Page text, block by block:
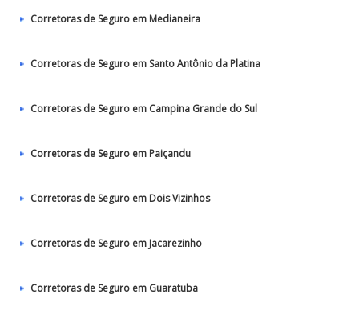
Corretoras de Seguro em Medianeira
Corretoras de Seguro em Santo Antônio da Platina
Corretoras de Seguro em Campina Grande do Sul
Corretoras de Seguro em Paiçandu
Corretoras de Seguro em Dois Vizinhos
Corretoras de Seguro em Jacarezinho
Corretoras de Seguro em Guaratuba